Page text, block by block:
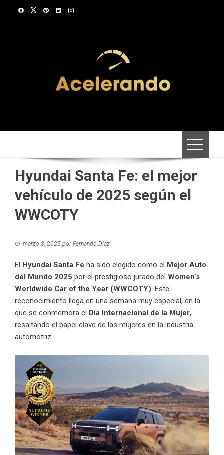
Hyundai Santa Fe: el mejor
vehículo de 2025 según el
WWCOTY
marzo 8, 2025 porFernando Díaz
El Hyundai Santa Fe ha sido elegido como el
Mejor Auto
del Mundo 2025 por el prestigioso jurado del Women’s
Worldwide Car of the Year (WWCOTY). Este
reconocimiento llega en una semana muy especial, en la
que se conmemora el
Día Internacional de la Mujer,
resaltando el papel clave de las mujeres en la industria
automotriz.